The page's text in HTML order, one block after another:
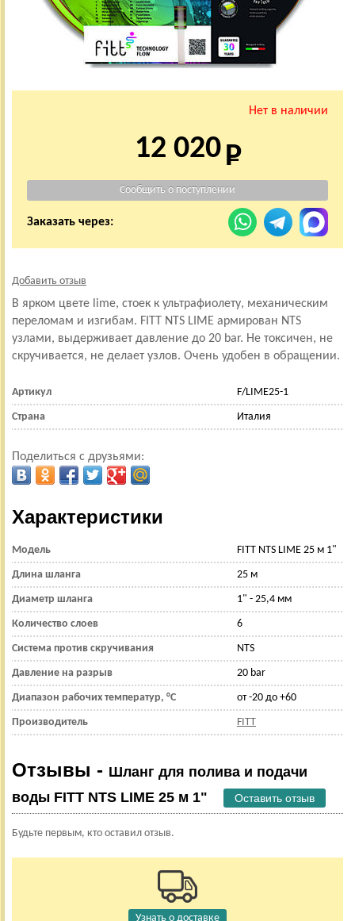
Нет в наличии
12 020
Заказать через:
Добавить отзыв
В ярком цвете lime, стоек к ультрафиолету, механическим
переломам и изгибам. FITT NTS LIME армирован NTS
узлами, выдерживает давление до 20 bar. Не токсичен, не
скручивается, не делает узлов. Очень удобен в обращении.
Артикул F/LIME25-1
Страна Италия
Поделиться с друзьями:
Характеристики
Модель FITT NTS LIME 25 м 1"
Длина шланга 25 м
Диаметр шланга 1" - 25,4 мм
Количество слоев 6
Система против скручивания NTS
Давление на разрыв 20 bar
Диапазон рабочих температур, °С от -20 до +60
Производитель FITT
Отзывы - Шланг для полива и подачи
воды FITT NTS LIME 25 м 1"
Оставить отзыв
Будьте первым, кто оставил отзыв.
Узнать о доставке